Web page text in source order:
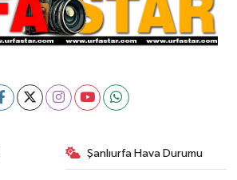
Şanlıurfa Hava Durumu